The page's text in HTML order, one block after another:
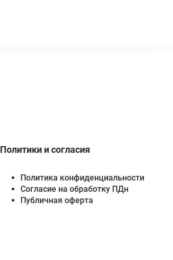
Политики и согласия
Политика конфиденциальности
Согласие на обработку ПДн
Публичная оферта